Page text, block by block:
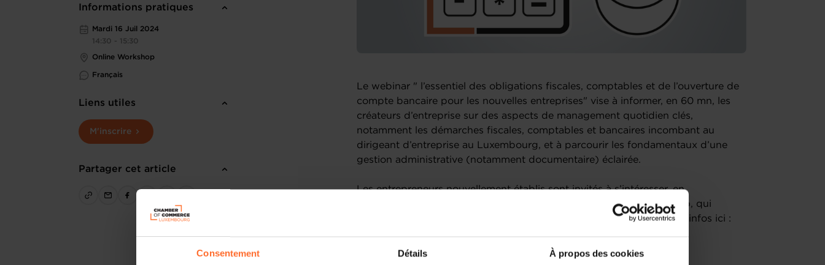
Consentement Détails À propos des cookies
Informations pratiques
Mardi 16 Juil 2024
14:30 - 15:30
Online Workshop
Français
Liens utiles
M'inscrire
Partager cet article
Le webinar " l’essentiel des obligations fiscales, comptables et de l’ouverture de
compte bancaire pour les nouvelles entreprises" vise à informer, en 60 mn, les
créateurs d’entreprise sur des aspects de management quotidien clés,
notamment les démarches fiscales, comptables et bancaires incombant au
dirigeant d’entreprise au Luxembourg, et à parcourir les fondamentaux d’une
gestion administrative (notamment documentaire) éclairée.
Les entrepreneurs nouvellement établis sont invités à s’intéresser, en
complément, au parcours « launch » de la House of Entrepreneurship, qui
comprend un accompagnement au démarrage, sur demande. Plus d’infos ici :